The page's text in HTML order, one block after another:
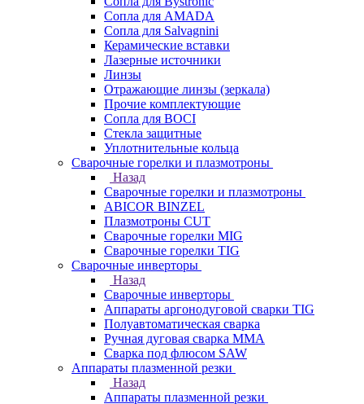
Сопла для AMADA
Сопла для Salvagnini
Керамические вставки
Лазерные источники
Линзы
Отражающие линзы (зеркала)
Прочие комплектующие
Сопла для BOCI
Стекла защитные
Уплотнительные кольца
Сварочные горелки и плазмотроны
Назад
Сварочные горелки и плазмотроны
ABICOR BINZEL
Плазмотроны CUT
Сварочные горелки MIG
Сварочные горелки TIG
Сварочные инверторы
Назад
Сварочные инверторы
Аппараты аргонодуговой сварки TIG
Полуавтоматическая сварка
Ручная дуговая сварка MMA
Сварка под флюсом SAW
Аппараты плазменной резки
Назад
Аппараты плазменной резки